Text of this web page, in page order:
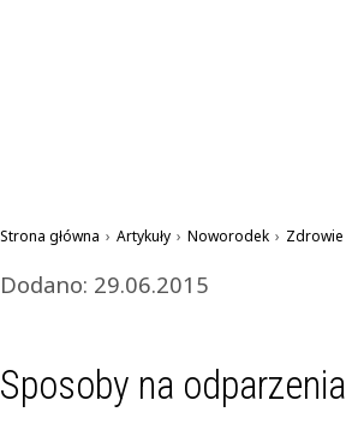
Strona główna › Artykuły › Noworodek › Zdrowie
Dodano: 29.06.2015
Sposoby na odparzenia